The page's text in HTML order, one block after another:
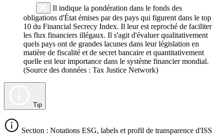
Il indique la pondération dans le fonds des
obligations d'État émises par des pays qui figurent dans le top
10 du Financial Secrecy Index. Il leur est reproché de faciliter
les flux financiers illégaux. Il s'agit d'évaluer qualitativement
quels pays ont de grandes lacunes dans leur législation en
matière de fiscalité et de secret bancaire et quantitativement
quelle est leur importance dans le système financier mondial.
(Source des données : Tax Justice Network)
Tip
Section : Notations ESG, labels et profil de transparence d'ISS